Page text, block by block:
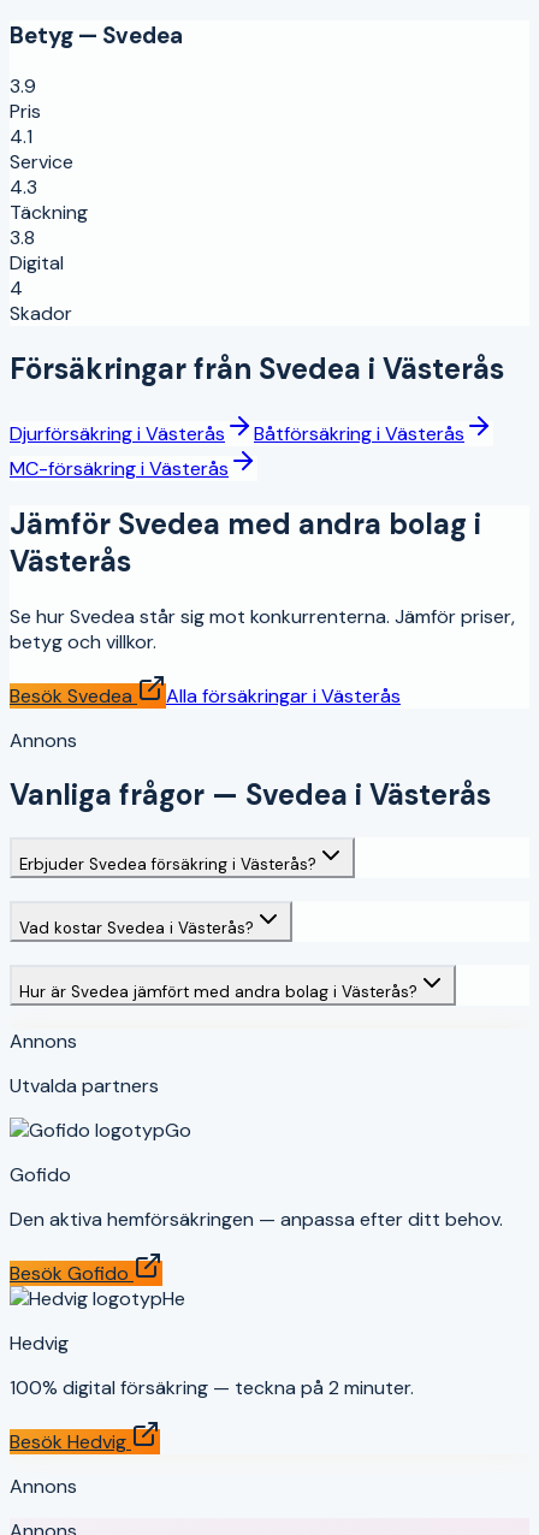
Betyg — Svedea
3.9
Pris
4.1
Service
4.3
Täckning
3.8
Digital
4
Skador
Försäkringar från Svedea i Västerås
DjurförsäkringiVästerås BåtförsäkringiVästerås
MC-försäkringiVästerås
Jämför Svedea med andra bolag i
Västerås
Se hurSvedea står sig mot konkurrenterna. Jämför priser,
betyg och villkor.
Besök Svedea Alla försäkringar iVästerås
Annons
Vanliga frågor — Svedea i Västerås
Erbjuder Svedea försäkring i Västerås?
Vad kostar Svedea i Västerås?
Hur är Svedea jämfört med andra bolag i Västerås?
Annons
Utvalda partners
Go
Gofido
Den aktiva hemförsäkringen — anpassa efter ditt behov.
Besök Gofido
He
Hedvig
100% digital försäkring — teckna på 2 minuter.
Besök Hedvig
Annons